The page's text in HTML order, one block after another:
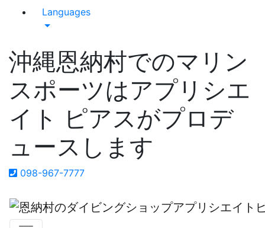
Languages
沖縄恩納村でのマリン
スポーツはアプリシエ
イト ピアスがプロデ
ュースします
098-967-7777